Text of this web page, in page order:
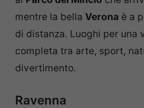
mentre la bella Verona è a
di distanza. Luoghi per una
completa tra arte, sport,
divertimento.
Ravenna